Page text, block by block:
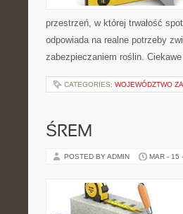
przestrzeń, w której trwałość
odpowiada na realne potrzeby
zabezpieczaniem roślin.
CATEGORIES: WOJEWÓDZTWO
ŚREM
POSTED BY ADMIN MAR - 15